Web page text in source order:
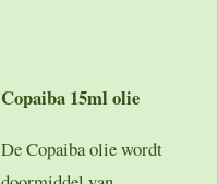
Copaiba 15ml olie
De Copaiba olie wordt